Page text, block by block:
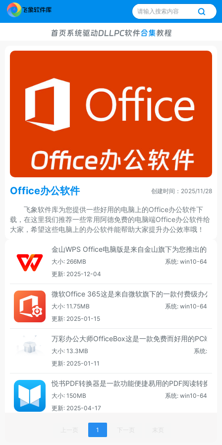
首页系统驱动DLLPC软件合集教程
Office办公软件 创建时间：2025/11/28
飞象软件库为您提供一些好用的电脑上的Office办公软件下
载，在这里我们推荐一些常用阿德免费的电脑端Office办公软件给
大家，希望这些电脑上的办公软件能帮助大家提升办公效率哦！
金山WPS Office电脑版是来自金山旗下为您推出的一
大小: 266MB
系统: win10-64
更新: 2025-12-04
微软Office 365这是来自微软旗下的一款付费级办公
大小: 11.75MB
系统: win10-64
更新: 2025-01-15
万彩办公大师OfficeBox这是一款免费而好用的PC端
大小: 13.3MB
系统:
更新: 2025-01-11
悦书PDF转换器是一款功能便捷易用的PDF阅读转换
大小: 150MB
系统: win10-64
更新: 2025-04-17
1 下一页